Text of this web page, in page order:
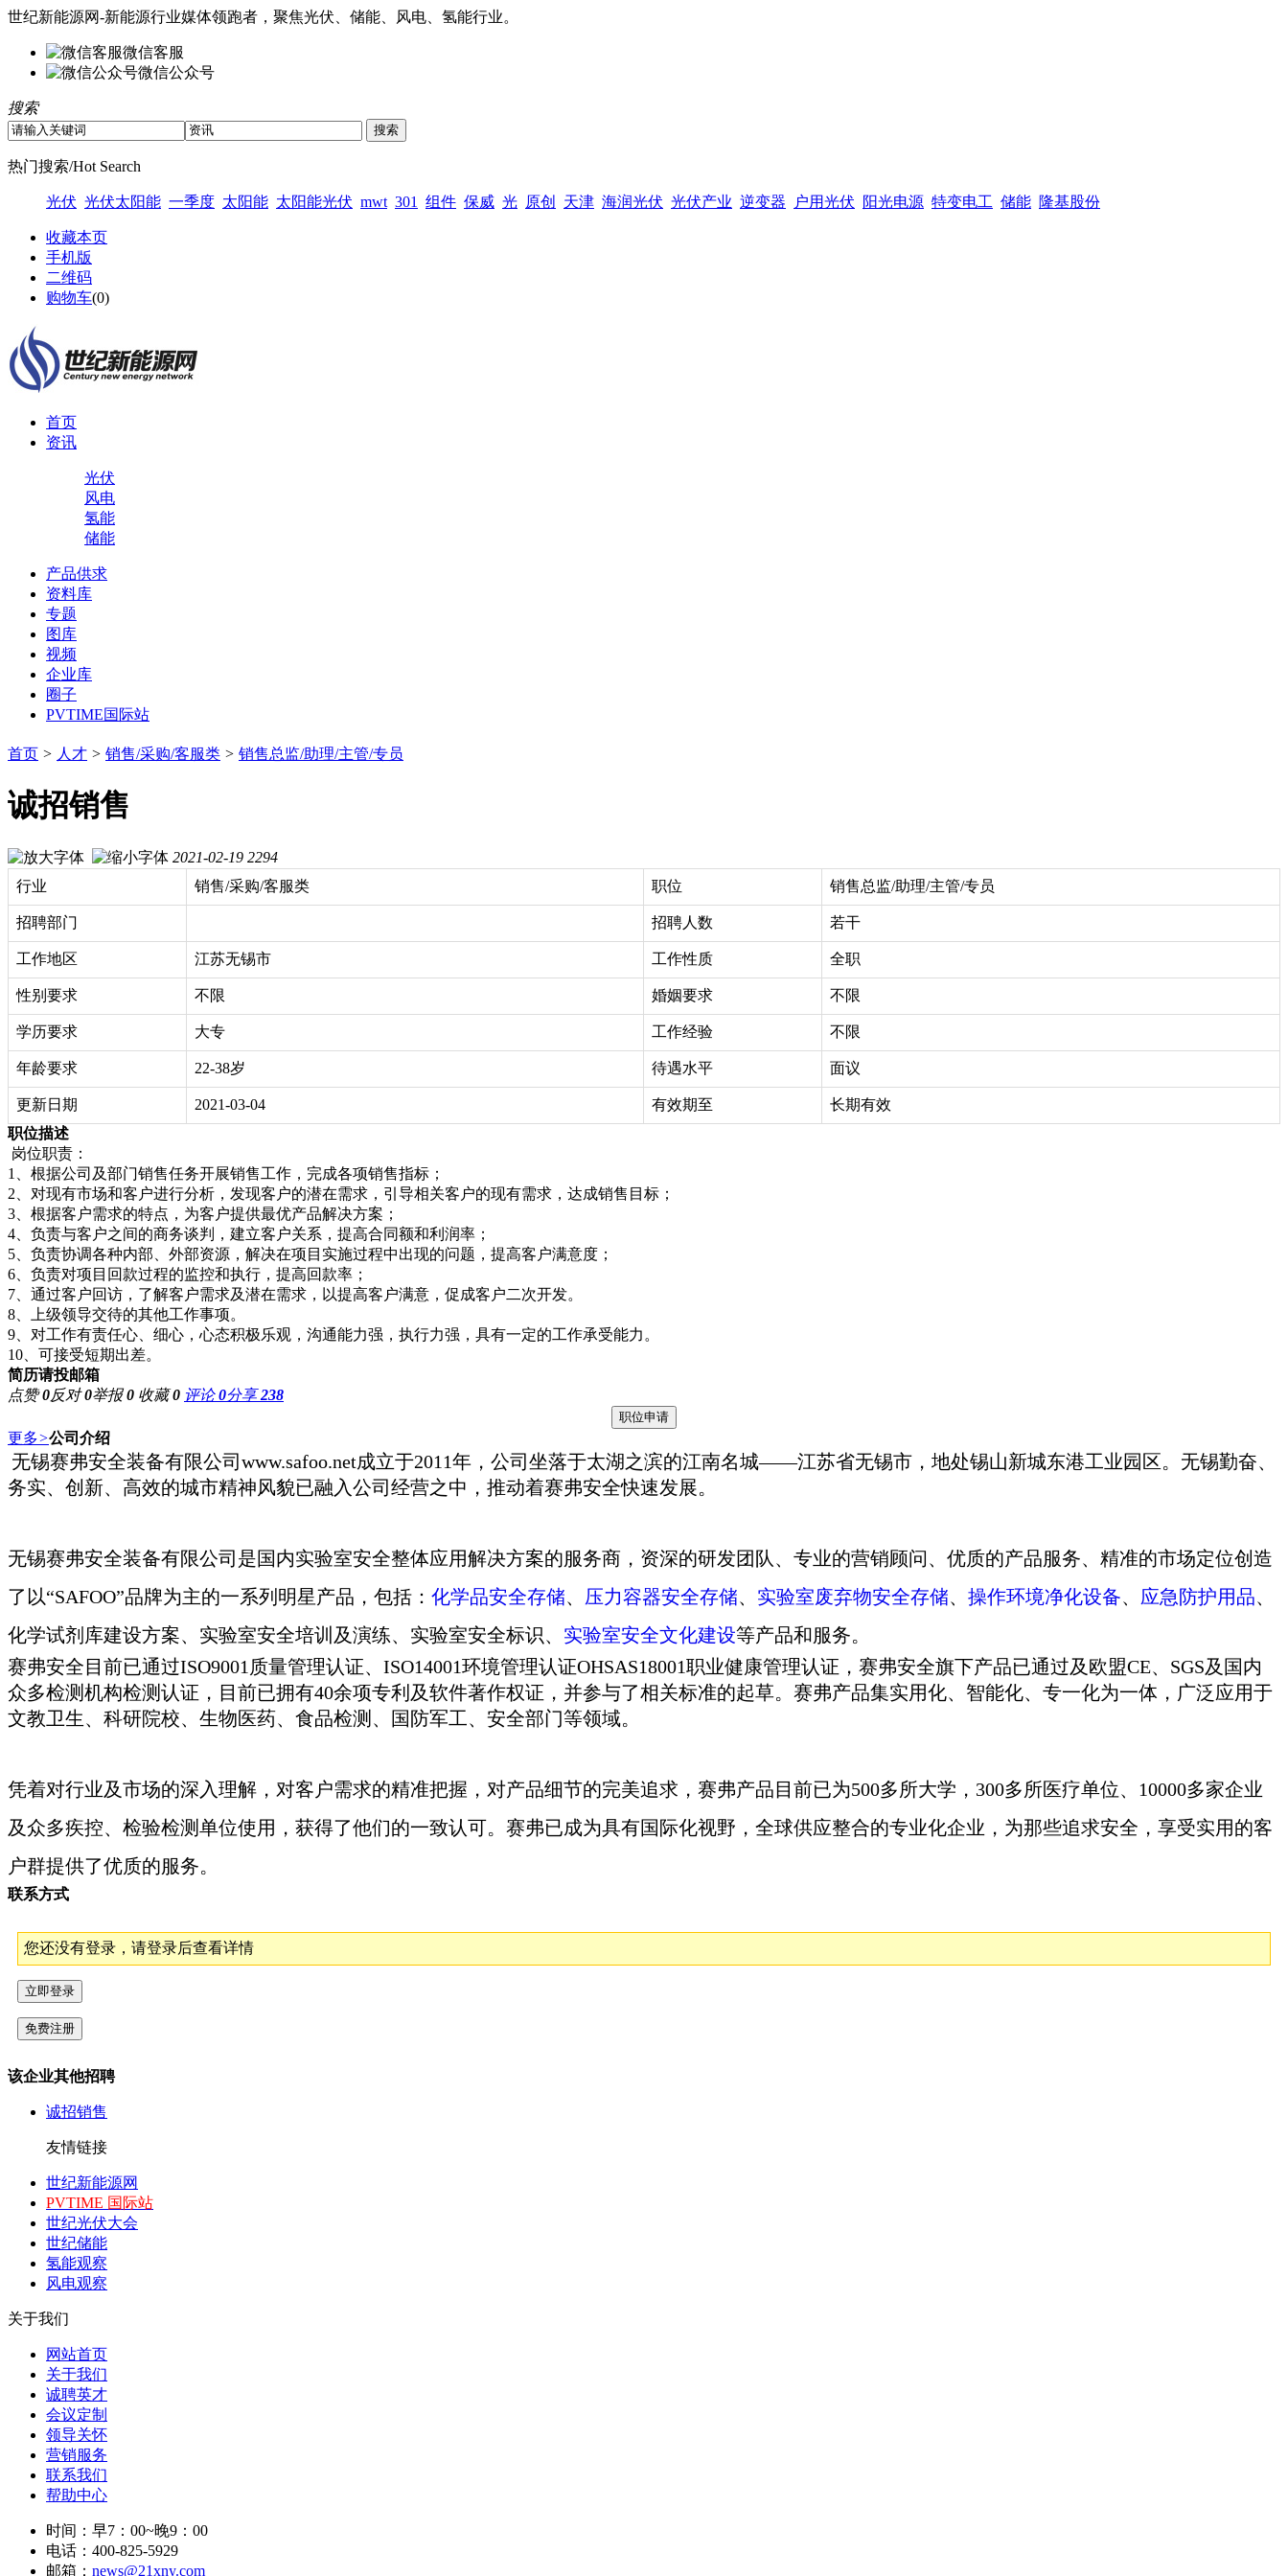
世纪新能源网-新能源行业媒体领跑者，聚焦光伏、储能、风电、氢能行业。
微信客服
微信公众号
搜索
热门搜索/Hot Search
光伏 光伏太阳能 一季度 太阳能 太阳能光伏 mwt 301 组件 保威 光 原创 天津 海润光伏 光伏产业 逆变器 户用光伏 阳光电源 特变电工 储能 隆基股份
收藏本页
手机版
二维码
购物车(0)
首页
资讯
光伏
风电
氢能
储能
产品供求
资料库
专题
图库
视频
企业库
圈子
PVTIME国际站
首页 > 人才 > 销售/采购/客服类 > 销售总监/助理/主管/专员
诚招销售
2021-02-19 2294
行业
销售/采购/客服类 职位 销售总监/助理/主管/专员
招聘部门 招聘人数 若干
工作地区 江苏无锡市 工作性质 全职
性别要求 不限 婚姻要求 不限
学历要求 大专 工作经验 不限
年龄要求 22-38岁 待遇水平 面议
更新日期 2021-03-04 有效期至
长期有效
职位描述
岗位职责：
1、根据公司及部门销售任务开展销售工作，完成各项销售指标；
2、对现有市场和客户进行分析，发现客户的潜在需求，引导相关客户的现有需求，达成销售目标；
3、根据客户需求的特点，为客户提供最优产品解决方案；
4、负责与客户之间的商务谈判，建立客户关系，提高合同额和利润率；
5、负责协调各种内部、外部资源，解决在项目实施过程中出现的问题，提高客户满意度；
6、负责对项目回款过程的监控和执行，提高回款率；
7、通过客户回访，了解客户需求及潜在需求，以提高客户满意，促成客户二次开发。
8、上级领导交待的其他工作事项。
9、对工作有责任心、细心，心态积极乐观，沟通能力强，执行力强，具有一定的工作承受能力。
10、可接受短期出差。
简历请投邮箱
点赞0反对0举报0 收藏0 评论0分享238
更多>公司介绍
无锡赛弗安全装备有限公司www.safoo.net成立于2011年，公司坐落于太湖之滨的江南名城——江苏省无锡市，地处锡山新城东港工业园区。无锡勤奋、
务实、创新、高效的城市精神风貌已融入公司经营之中，推动着赛弗安全快速发展。
无锡赛弗安全装备有限公司是国内实验室安全整体应用解决方案的服务商，资深的研发团队、专业的营销顾问、优质的产品服务、精准的市场定位创造
了以“SAFOO”品牌为主的一系列明星产品，包括： 化学品安全存储、 压力容器安全存储、 实验室废弃物安全存储、 操作环境净化设备、 应急防护用品、
化学试剂库建设方案、实验室安全培训及演练、实验室安全标识、 实验室安全文化建设等产品和服务。
赛弗安全目前已通过ISO9001质量管理认证、ISO14001环境管理认证OHSAS18001职业健康管理认证，赛弗安全旗下产品已通过及欧盟CE、SGS及国内
众多检测机构检测认证，目前已拥有40余项专利及软件著作权证，并参与了相关标准的起草。赛弗产品集实用化、智能化、专一化为一体，广泛应用于
文教卫生、科研院校、生物医药、食品检测、国防军工、安全部门等领域。
凭着对行业及市场的深入理解，对客户需求的精准把握，对产品细节的完美追求，赛弗产品目前已为500多所大学，300多所医疗单位、10000多家企业
及众多疾控、检验检测单位使用，获得了他们的一致认可。赛弗已成为具有国际化视野，全球供应整合的专业化企业，为那些追求安全，享受实用的客
户群提供了优质的服务。
联系方式
您还没有登录，请登录后查看详情
该企业其他招聘
诚招销售
友情链接
世纪新能源网
PVTIME 国际站
世纪光伏大会
世纪储能
氢能观察
风电观察
关于我们
网站首页
关于我们
诚聘英才
会议定制
领导关怀
营销服务
联系我们
帮助中心
时间：早7：00~晚9：00
电话：400-825-5929
邮箱： news@21xny.com